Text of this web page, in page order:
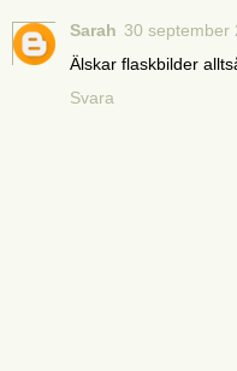
Sarah 30 september
Älskar flaskbilder
Svara